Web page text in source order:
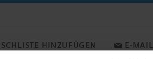
HINZUFÜGEN E-MAIL